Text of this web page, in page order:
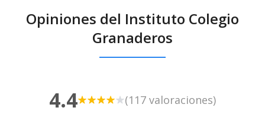
Opiniones del Instituto Colegio
Granaderos
4.4 (117 valoraciones)